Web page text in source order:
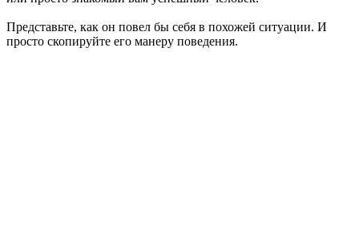
Представьте, как он повел бы себя в похожей ситуации. И
просто скопируйте его манеру поведения.